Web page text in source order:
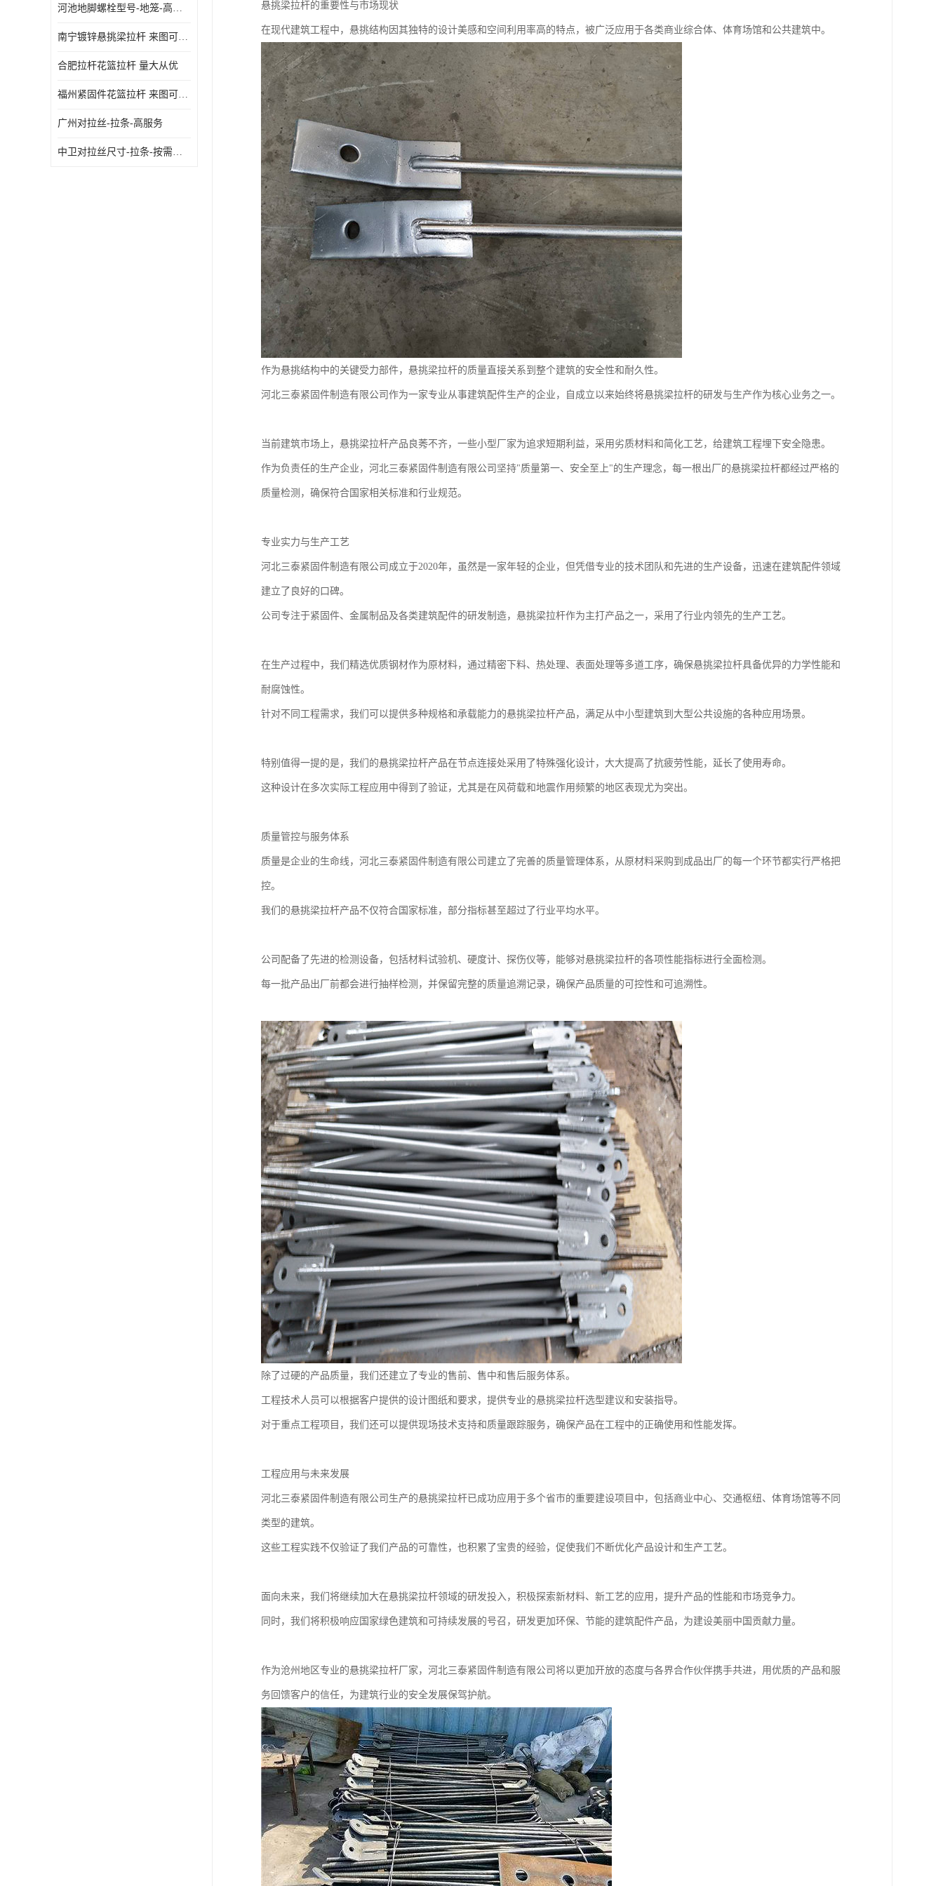
河池地脚螺栓型号-地笼-高质量
南宁镀锌悬挑梁拉杆 来图可定制
合肥拉杆花篮拉杆 量大从优
福州紧固件花篮拉杆 来图可定制
广州对拉丝-拉条-高服务
中卫对拉丝尺寸-拉条-按需定制
悬挑梁拉杆的重要性与市场现状
在现代建筑工程中，悬挑结构因其独特的设计美感和空间利用率高的特点，被广泛应用于各类商业综合体、体育场馆和公共建筑中。
作为悬挑结构中的关键受力部件，悬挑梁拉杆的质量直接关系到整个建筑的安全性和耐久性。
河北三泰紧固件制造有限公司作为一家专业从事建筑配件生产的企业，自成立以来始终将悬挑梁拉杆的研发与生产作为核心业务之一。
当前建筑市场上，悬挑梁拉杆产品良莠不齐，一些小型厂家为追求短期利益，采用劣质材料和简化工艺，给建筑工程埋下安全隐患。
作为负责任的生产企业，河北三泰紧固件制造有限公司坚持"质量第一、安全至上"的生产理念，每一根出厂的悬挑梁拉杆都经过严格的
质量检测，确保符合国家相关标准和行业规范。
专业实力与生产工艺
河北三泰紧固件制造有限公司成立于2020年，虽然是一家年轻的企业，但凭借专业的技术团队和先进的生产设备，迅速在建筑配件领域
建立了良好的口碑。
公司专注于紧固件、金属制品及各类建筑配件的研发制造，悬挑梁拉杆作为主打产品之一，采用了行业内领先的生产工艺。
在生产过程中，我们精选优质钢材作为原材料，通过精密下料、热处理、表面处理等多道工序，确保悬挑梁拉杆具备优异的力学性能和
耐腐蚀性。
针对不同工程需求，我们可以提供多种规格和承载能力的悬挑梁拉杆产品，满足从中小型建筑到大型公共设施的各种应用场景。
特别值得一提的是，我们的悬挑梁拉杆产品在节点连接处采用了特殊强化设计，大大提高了抗疲劳性能，延长了使用寿命。
这种设计在多次实际工程应用中得到了验证，尤其是在风荷载和地震作用频繁的地区表现尤为突出。
质量管控与服务体系
质量是企业的生命线，河北三泰紧固件制造有限公司建立了完善的质量管理体系，从原材料采购到成品出厂的每一个环节都实行严格把
控。
我们的悬挑梁拉杆产品不仅符合国家标准，部分指标甚至超过了行业平均水平。
公司配备了先进的检测设备，包括材料试验机、硬度计、探伤仪等，能够对悬挑梁拉杆的各项性能指标进行全面检测。
每一批产品出厂前都会进行抽样检测，并保留完整的质量追溯记录，确保产品质量的可控性和可追溯性。
除了过硬的产品质量，我们还建立了专业的售前、售中和售后服务体系。
工程技术人员可以根据客户提供的设计图纸和要求，提供专业的悬挑梁拉杆选型建议和安装指导。
对于重点工程项目，我们还可以提供现场技术支持和质量跟踪服务，确保产品在工程中的正确使用和性能发挥。
工程应用与未来发展
河北三泰紧固件制造有限公司生产的悬挑梁拉杆已成功应用于多个省市的重要建设项目中，包括商业中心、交通枢纽、体育场馆等不同
类型的建筑。
这些工程实践不仅验证了我们产品的可靠性，也积累了宝贵的经验，促使我们不断优化产品设计和生产工艺。
面向未来，我们将继续加大在悬挑梁拉杆领域的研发投入，积极探索新材料、新工艺的应用，提升产品的性能和市场竞争力。
同时，我们将积极响应国家绿色建筑和可持续发展的号召，研发更加环保、节能的建筑配件产品，为建设美丽中国贡献力量。
作为沧州地区专业的悬挑梁拉杆厂家，河北三泰紧固件制造有限公司将以更加开放的态度与各界合作伙伴携手共进，用优质的产品和服
务回馈客户的信任，为建筑行业的安全发展保驾护航。